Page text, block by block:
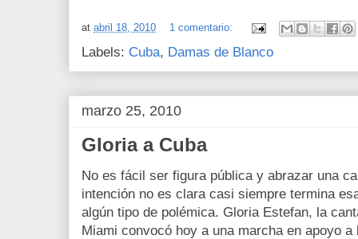
at abril 18, 2010 1 comentario:
Labels: Cuba, Damas de Blanco
marzo 25, 2010
Gloria a Cuba
No es fácil ser figura pública y abrazar una
intención no es clara casi siempre termina
algún tipo de polémica. Gloria Estefan, la
Miami convocó hoy a una marcha en apoyo